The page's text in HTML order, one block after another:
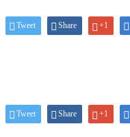
Tweet Share +1
Tweet Share +1